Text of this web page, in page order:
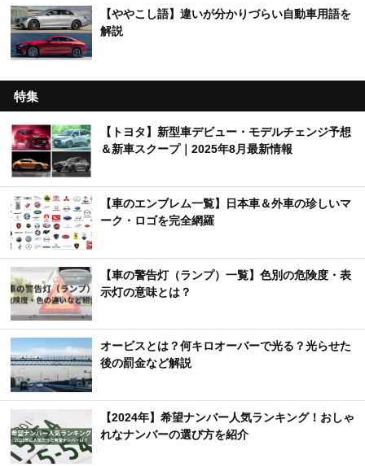
【ややこし語】違いが分かりづらい自動車用語を
解説
特集
【トヨタ】新型車デビュー・モデルチェンジ予想
＆新車スクープ｜2025年8月最新情報
【車のエンブレム一覧】日本車＆外車の珍しいマ
ーク・ロゴを完全網羅
【車の警告灯（ランプ）一覧】色別の危険度・表
示灯の意味とは？
オービスとは？何キロオーバーで光る？光らせた
後の罰金など解説
【2024年】希望ナンバー人気ランキング！おしゃ
れなナンバーの選び方を紹介